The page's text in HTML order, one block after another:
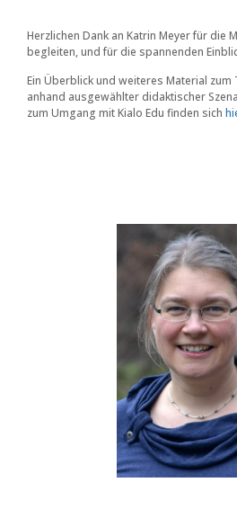
Herzlichen Dank an Katrin Meyer für die
begleiten, und für die spannenden
Ein Überblick und weiteres Material zum
anhand ausgewählter didaktischer
zum Umgang mit Kialo Edu finden sich